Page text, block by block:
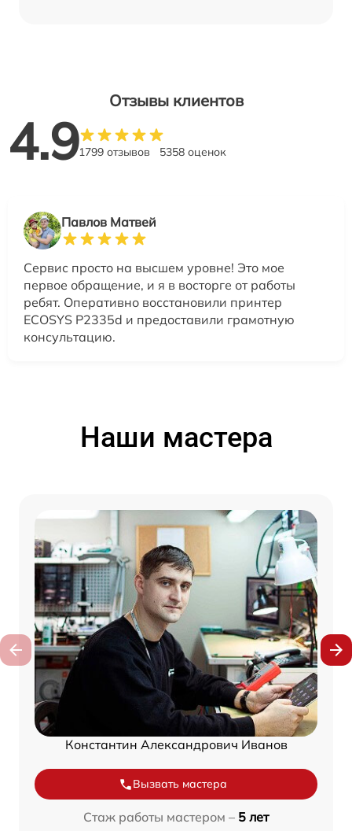
Отзывы клиентов
4.91799 отзывов 5358 оценок
Павлов Матвей
Сервис просто на высшем уровне! Это мое
первое обращение, и я в восторге от работы
ребят. Оперативно восстановили принтер
ECOSYS P2335d и предоставили грамотную
консультацию.
Наши мастера
Константин Александрович Иванов
Вызвать мастера
Стаж работы мастером – 5 лет